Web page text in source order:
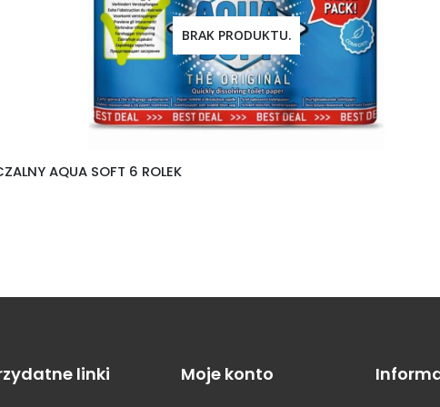
BRAK PRODUKTU.
AQUA SOFT 6 ROLEK
linki Moje konto